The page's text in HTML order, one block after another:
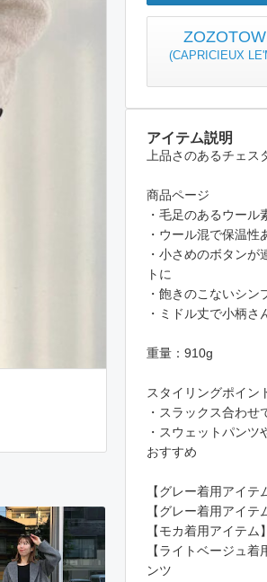
(CAPRICIEUX
アイテム説明
上品さのあるチェス
商品ページ
・毛足のあるウール
・ウール混で保温性
・小さめのボタン
トに
・飽きのこないシ
・ミドル丈で小柄さ
重量：910g
スタイリングポイン
・スラックス合わせ
・スウェットパン
おすすめ
【グレー着用アイ
【グレー着用アイ
【モカ着用アイテ
【ライトベージュ
ンツ